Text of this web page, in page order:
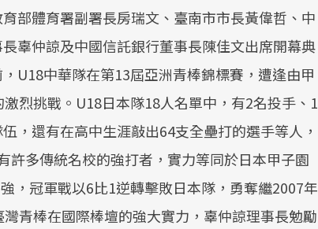
部體育署副署長房瑞文、臺南市市長黃偉哲、中
辜仲諒及中國信託銀行董事長陳佳文出席開幕典
U18中華隊在第13屆亞洲青棒錦標賽，遭逢由甲
烈挑戰。U18日本隊18人名單中，有2名投手、1
，還有在高中生涯敲出64支全壘打的選手等人，
許多傳統名校的強打者，實力等同於日本甲子園
，冠軍戰以6比1逆轉擊敗日本隊，勇奪繼2007年
青棒在國際棒壇的強大實力，辜仲諒理事長勉勵